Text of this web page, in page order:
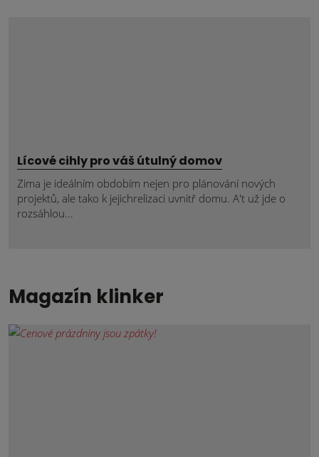
Lícové cihly pro váš útulný domov
Zima je ideálním obdobím nejen pro plánování nových
projektů, ale tako k jejichrelizaci uvnitř domu. A't už jde o
rozsáhlou...
Magazín klinker